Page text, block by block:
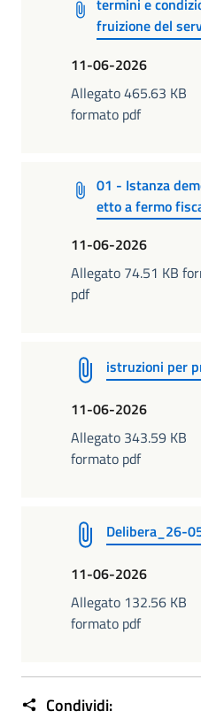
termini e
fruizione del
11-06-2026
Allegato 465.63 KB
formato pdf
01 - Istanza
etto a fermo
11-06-2026
Allegato 74.51 KB
pdf
istruzioni per
11-06-2026
Allegato 343.59 KB
formato pdf
Delibera_26-
11-06-2026
Allegato 132.56 KB
formato pdf
Condividi: